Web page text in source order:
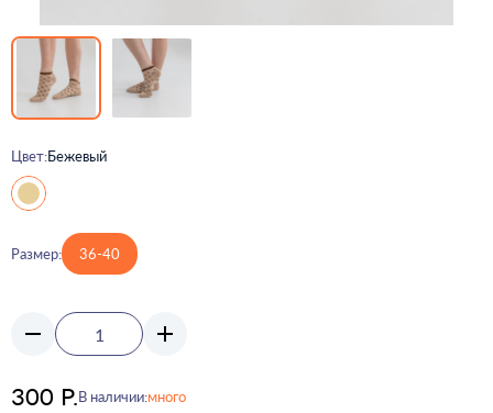
Цвет:Бежевый
Размер: 36-40
300 Р.В наличии:много